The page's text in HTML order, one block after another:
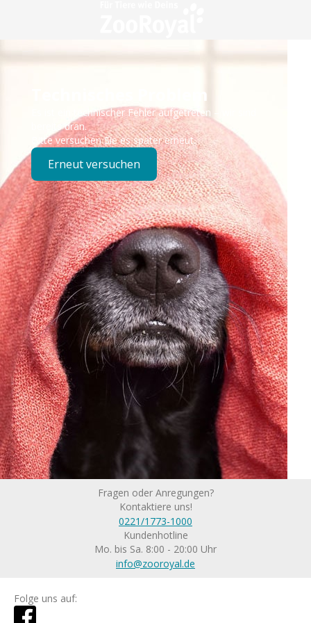
Technisches Problem
Es ist ein technischer Fehler aufgetreten – wir sind
bereits dran.
Bitte versuchen Sie es später erneut.
Erneut versuchen
Fragen oder Anregungen?
Kontaktiere uns!
0221/1773-1000
Kundenhotline
Mo. bis Sa. 8:00 - 20:00 Uhr
info@zooroyal.de
Folge uns auf: